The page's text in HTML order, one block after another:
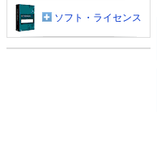
ソフト・ライセンス